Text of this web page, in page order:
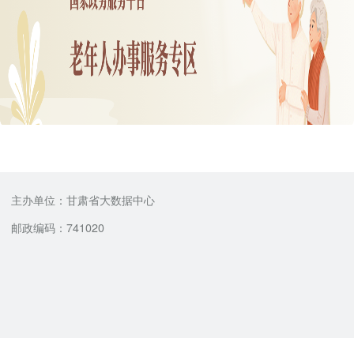
主办单位：甘肃省大数据中心
邮政编码：741020